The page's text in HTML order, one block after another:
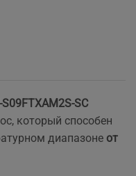
SC
который способен
диапазоне от